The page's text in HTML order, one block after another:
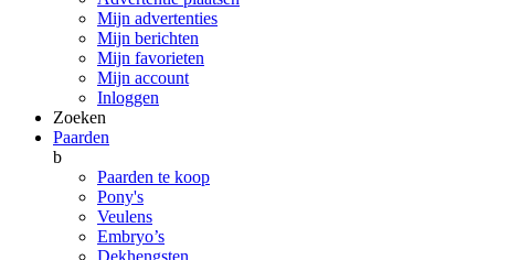
Mijn advertenties
Mijn berichten
Mijn favorieten
Mijn account
Inloggen
Zoeken
Paarden
b
Paarden te koop
Pony's
Veulens
Embryo’s
Dekhengsten